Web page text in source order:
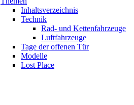
Inhaltsverzeichnis
Technik
Rad- und Kettenfahrzeuge
Luftfahrzeuge
Tage der offenen Tür
Modelle
Lost Place